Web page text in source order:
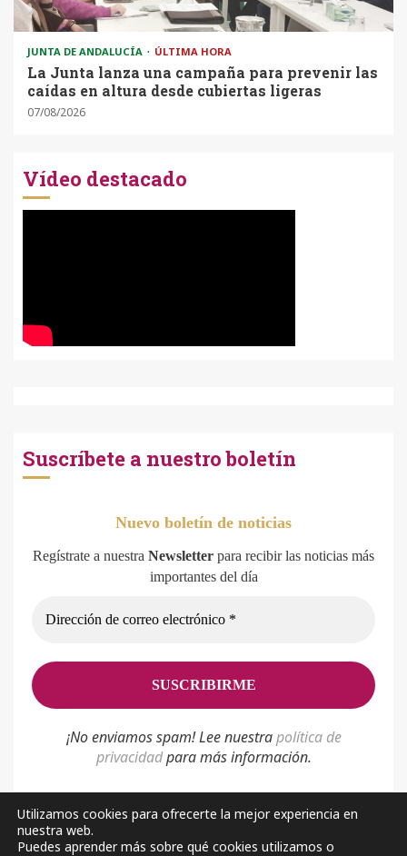
JUNTA DE ANDALUCÍA ÚLTIMA HORA
La Junta lanza una campaña para prevenir las
caídas en altura desde cubiertas ligeras
07/08/2026
Vídeo destacado
Suscríbete a nuestro boletín
Nuevo boletín de noticias
Regístrate a nuestra Newsletter para recibir las noticias más
importantes del día
¡No enviamos spam! Lee nuestrapolítica de
privacidadpara más información.
Política de privacidad Aviso Legal Sobre nosotros
Utilizamos cookies para ofrecerte la mejor experiencia en
nuestra web.
Puedes aprender más sobre qué cookies utilizamos o